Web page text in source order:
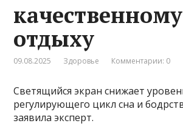
качественному
отдыху
09.08.2025 Здоровье Комментарии: 0
Светящийся экран снижает
регулирующего цикл сна и
заявила эксперт.